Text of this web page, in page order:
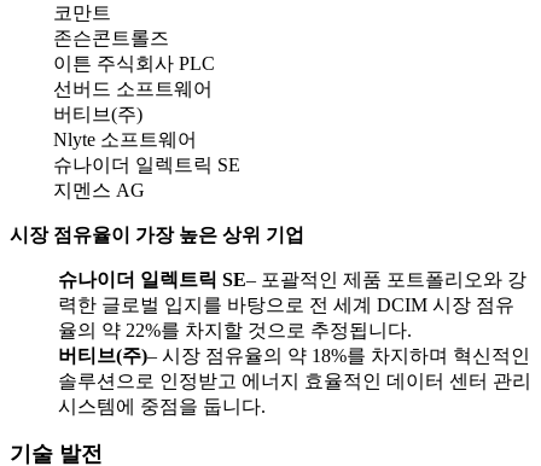
코만트
존슨콘트롤즈
이튼 주식회사 PLC
선버드 소프트웨어
버티브(주)
Nlyte 소프트웨어
슈나이더 일렉트릭 SE
지멘스 AG
시장 점유율이 가장 높은 상위 기업
슈나이더 일렉트릭 SE– 포괄적인 제품 포트폴리오와 강
력한 글로벌 입지를 바탕으로 전 세계 DCIM 시장 점유
율의 약 22%를 차지할 것으로 추정됩니다.
버티브(주)– 시장 점유율의 약 18%를 차지하며 혁신적인
솔루션으로 인정받고 에너지 효율적인 데이터 센터 관리
시스템에 중점을 둡니다.
기술 발전